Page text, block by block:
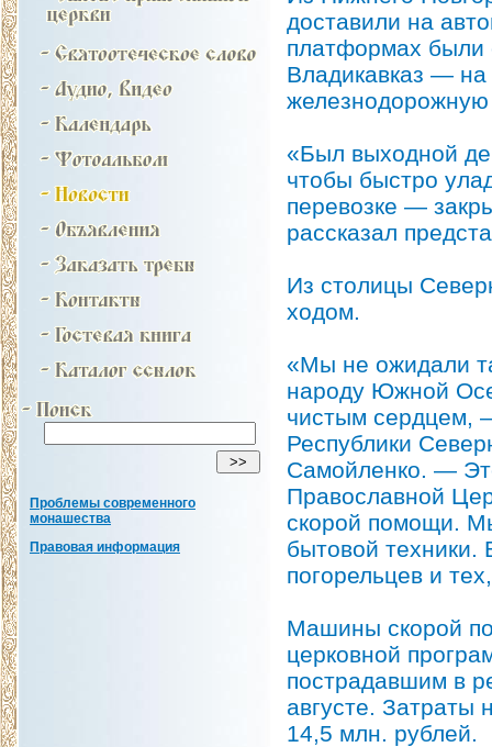
Проблемы современного
монашества
Правовая информация
доставили на
платформах
Владикавказ —
«Был выходной
чтобы быстро
перевозке —
рассказал
Из столицы
ходом.
«Мы не ожидали
народу Южной
чистым сердцем,
Республики
Самойленко. —
Православной
скорой помощи.
бытовой техники.
погорельцев и
Машины скорой
церковной
пострадавшим в
августе. Затраты
14,5 млн. рублей.